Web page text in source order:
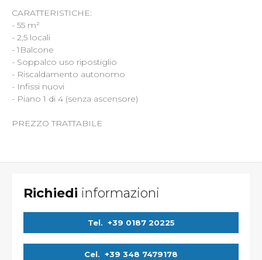
CARATTERISTICHE:
- 55 m²
- 2,5 locali
- 1Balcone
- Soppalco uso ripostiglio
- Riscaldamento autonomo
- Infissi nuovi
- Piano 1 di 4 (senza ascensore)
PREZZO TRATTABILE
Richiedi informazioni
Tel. +39 0187 20225
Cel. +39 348 7479178